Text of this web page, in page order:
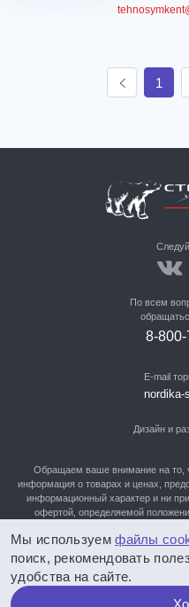
1
По всем
8-
E-mail
nordika-
Дизайн и
Обращаем ваше внимание на то,
информация о товарах и ценах,
информационный характер и ни
офертой, определяемой
стоимости указанных товаров,
телефонам: 8-800-700-600-3, 8-905-
Политика конфиденциальности
Мы используемфайлы
поиск, рекомендовать
удобства на сайте.